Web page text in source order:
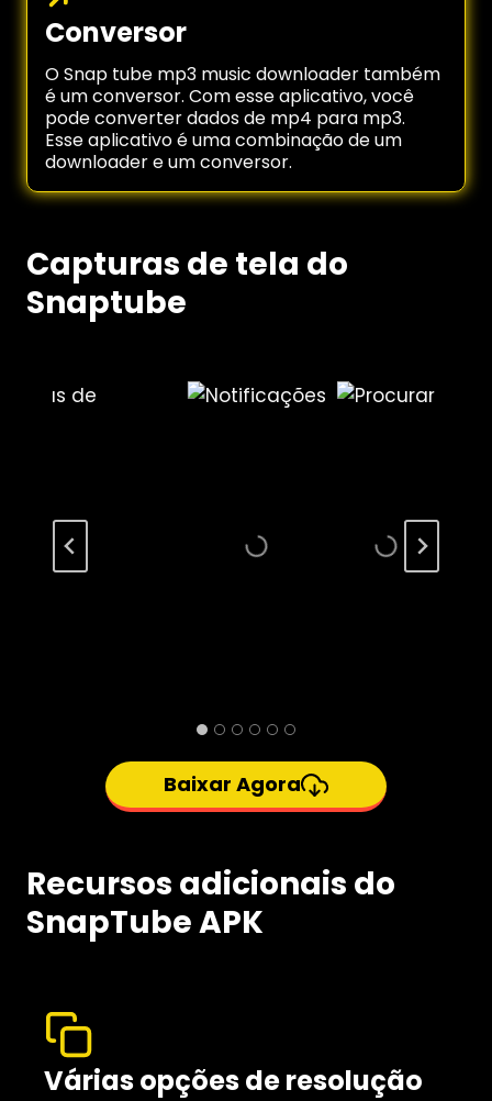
Conversor
O Snap tube mp3 music downloader também
é um conversor. Com esse aplicativo, você
pode converter dados de mp4 para mp3.
Esse aplicativo é uma combinação de um
downloader e um conversor.
Capturas de tela do
Snaptube
Baixar Agora
Recursos adicionais do
SnapTube APK
Várias opções de resolução